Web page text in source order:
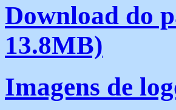
Download do
13.8MB)
Imagens de